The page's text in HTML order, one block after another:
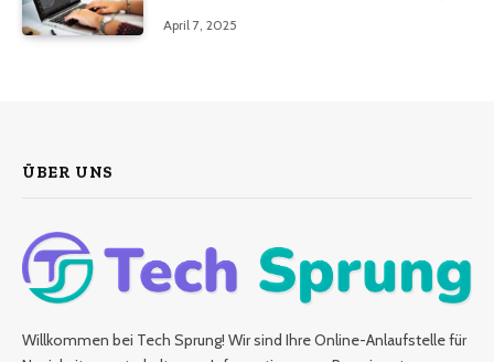
April 7, 2025
ÜBER UNS
Willkommen bei Tech Sprung! Wir sind Ihre Online-Anlaufstelle für